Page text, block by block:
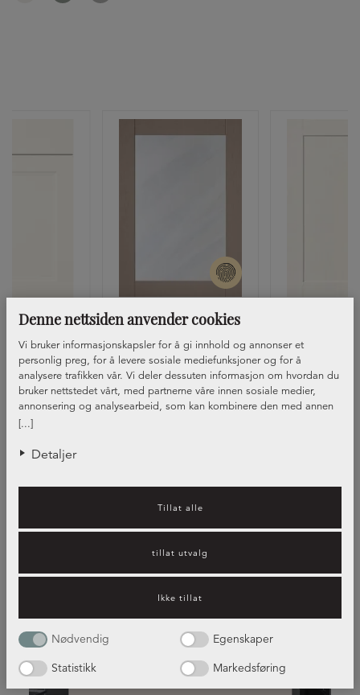
Denne nettsiden anvender cookies
[...]
Vi bruker informasjonskapsler for å gi innhold og annonser et
personlig preg, for å levere sosiale mediefunksjoner og for å
analysere trafikken vår. Vi deler dessuten informasjon om hvordan du
bruker nettstedet vårt, med partnerne våre innen sosiale medier,
annonsering og analysearbeid, som kan kombinere den med annen
informasjon du har gjort tilgjengelig for dem, eller som de har samlet
Detaljer
Tillat alle
tillat utvalg
Ikke tillat
Nødvendig
Egenskaper
Statistikk
Markedsføring
+1
Front Shaker, vitrine
kjøkkenfrontene i forskjellige
stiler og farger